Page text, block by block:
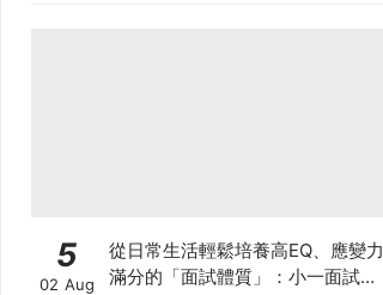
5
02 Aug
從日常生活輕鬆培養高EQ、應變力
滿分的「面試體質」：小一面試最